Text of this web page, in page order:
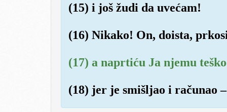
(15) i još žudi da uvećam!
(16) Nikako! On, doista,
(17) a naprtiću Ja njemu
(18) jer je smišljao i računao –